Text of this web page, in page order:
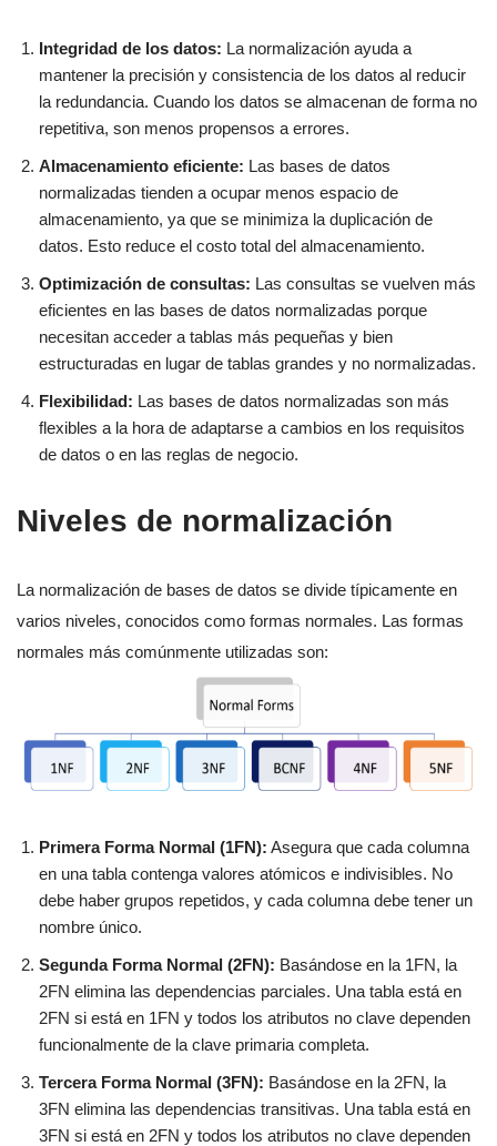
Integridad de los datos: La normalización ayuda a
mantener la precisión y consistencia de los datos al reducir
la redundancia. Cuando los datos se almacenan de forma no
repetitiva, son menos propensos a errores.
Almacenamiento eficiente: Las bases de datos
normalizadas tienden a ocupar menos espacio de
almacenamiento, ya que se minimiza la duplicación de
datos. Esto reduce el costo total del almacenamiento.
Optimización de consultas: Las consultas se vuelven más
eficientes en las bases de datos normalizadas porque
necesitan acceder a tablas más pequeñas y bien
estructuradas en lugar de tablas grandes y no normalizadas.
Flexibilidad: Las bases de datos normalizadas son más
flexibles a la hora de adaptarse a cambios en los requisitos
de datos o en las reglas de negocio.
Niveles de normalización
La normalización de bases de datos se divide típicamente en
varios niveles, conocidos como formas normales. Las formas
normales más comúnmente utilizadas son:
Primera Forma Normal (1FN): Asegura que cada columna
en una tabla contenga valores atómicos e indivisibles. No
debe haber grupos repetidos, y cada columna debe tener un
nombre único.
Segunda Forma Normal (2FN): Basándose en la 1FN, la
2FN elimina las dependencias parciales. Una tabla está en
2FN si está en 1FN y todos los atributos no clave dependen
funcionalmente de la clave primaria completa.
Tercera Forma Normal (3FN): Basándose en la 2FN, la
3FN elimina las dependencias transitivas. Una tabla está en
3FN si está en 2FN y todos los atributos no clave dependen